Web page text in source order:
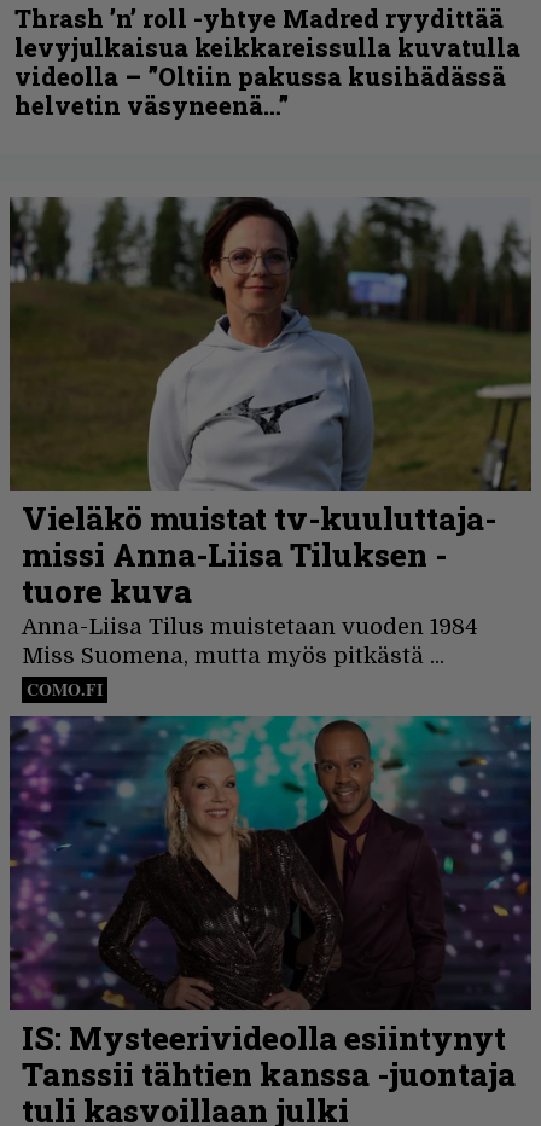
Thrash ’n’ roll -yhtye Madred ryydittää
levyjulkaisua keikkareissulla kuvatulla
videolla – ”Oltiin pakussa kusihädässä
helvetin väsyneenä…”